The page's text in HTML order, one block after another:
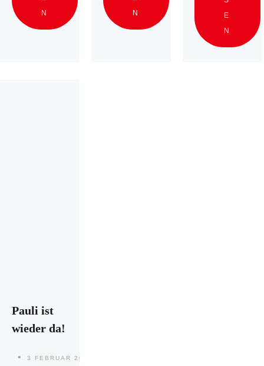
N
N
E
N
Pauli ist
wieder da!
3 FEBRUAR 2024